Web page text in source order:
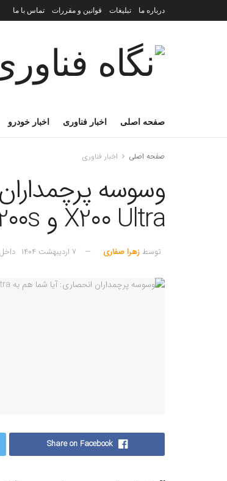
درباره ما تبلیغات قوانین و مقررات تماس با ما
صفحه اصلی اخبار فناوری اخبار خودرو
صفحه اصلی اخبار فناوری
X200 Ultra و X200s چشم دوخته‌اید؟
توسط زهرا صفاری ۷ اردیبهشت ۱۴۰۴ داخل
Share on Facebook